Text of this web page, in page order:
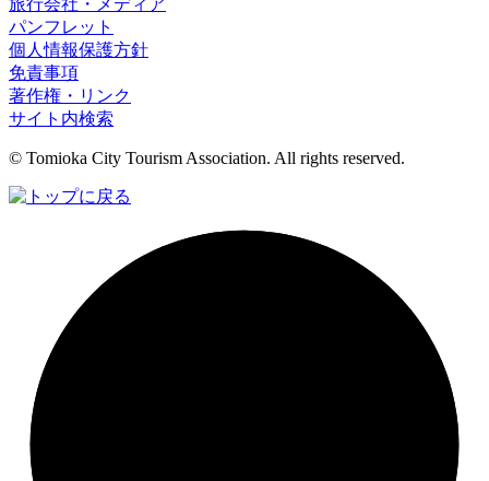
パンフレット
個人情報保護方針
免責事項
著作権・リンク
サイト内検索
© Tomioka City Tourism Association. All rights reserved.